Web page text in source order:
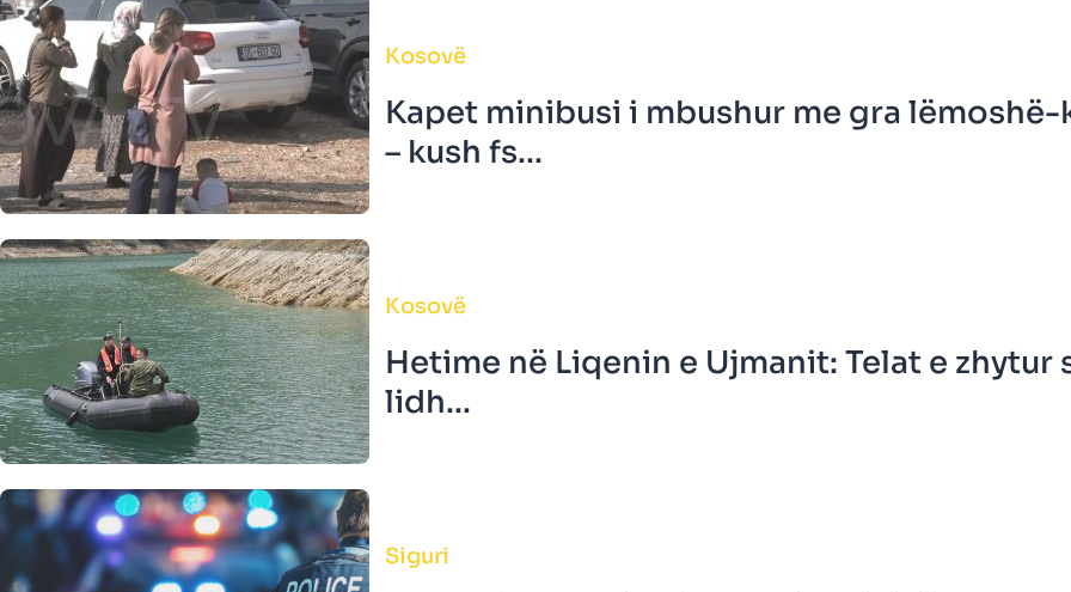
Kosovë
Kapet minibusi i mbushur me gra lëmoshë-
– kush fs...
Kosovë
Hetime në Liqenin e Ujmanit: Telat e zhytur
lidh...
Siguri